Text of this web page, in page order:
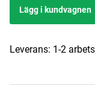
Lägg i kundvagnen
Leverans: 1-2